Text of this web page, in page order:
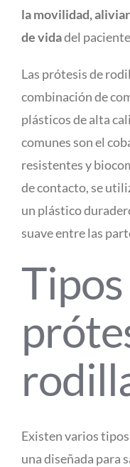
la movilidad,
de vidadel
Las prótesis de
combinación de
plásticos de alta
comunes son el
resistentes y
de contacto, se
un plástico
suave entre las
Existen varios
una diseñada para